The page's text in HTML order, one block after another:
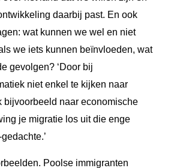
daarbij past. En ook
wat kunnen we wel en niet
we iets kunnen beïnvloeden, wat
gevolgen? ‘Door bij
niet enkel te kijken naar
bijvoorbeeld naar economische
je migratie los uit die enge
Poolse immigranten